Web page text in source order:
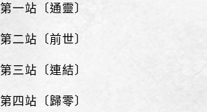
第一站〔通靈〕
第二站〔前世〕
第三站〔連結〕
第四站〔歸零〕